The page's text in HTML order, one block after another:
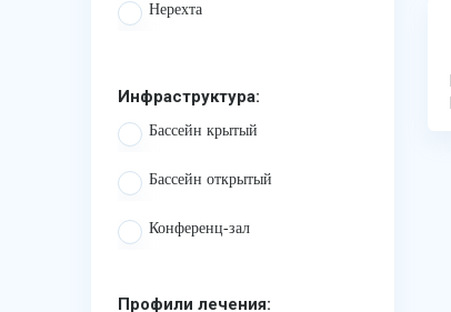
Нерехта
Инфраструктура:
Бассейн крытый
Бассейн открытый
Конференц-зал
Профили лечения: